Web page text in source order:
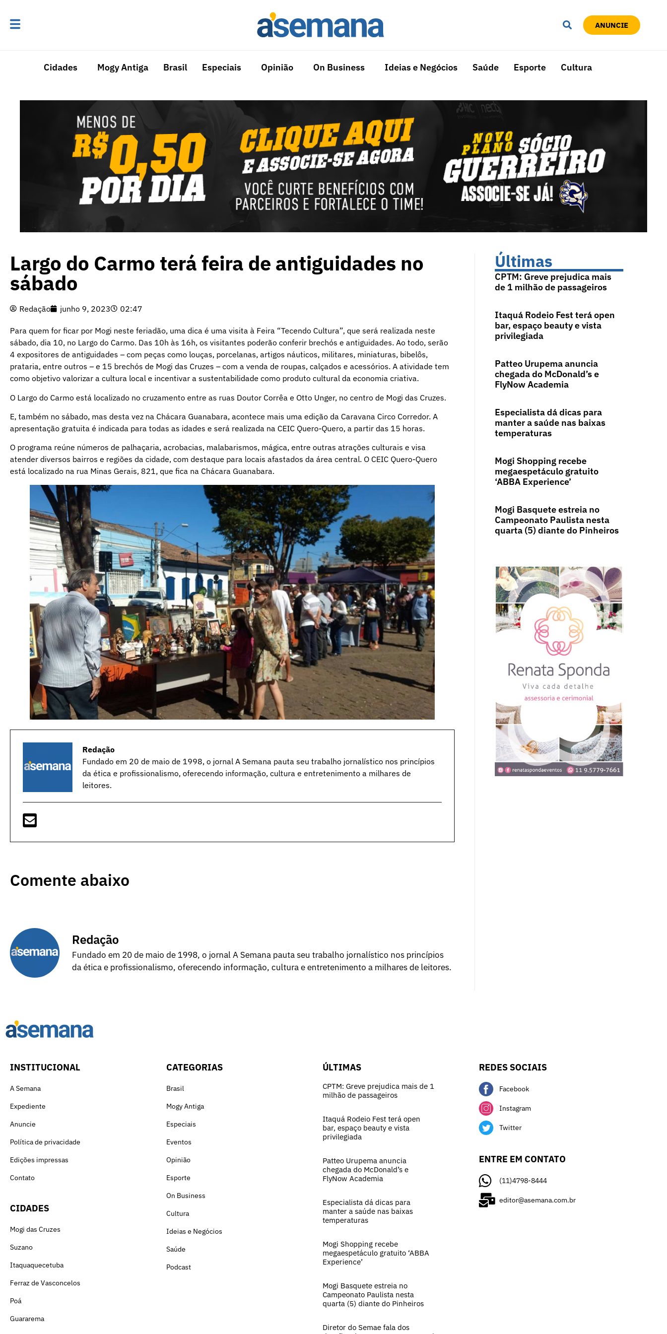
ANUNCIE
Cidades Mogy Antiga Brasil Especiais Opinião On Business Ideias e Negócios Saúde Esporte Cultura
Largo do Carmo terá feira de antiguidades no
sábado
Redação junho 9, 2023 02:47
Para quem for ficar por Mogi neste feriadão, uma dica é uma visita à Feira “Tecendo Cultura”, que será realizada neste
sábado, dia 10, no Largo do Carmo. Das 10h às 16h, os visitantes poderão conferir brechós e antiguidades. Ao todo, serão
4 expositores de antiguidades – com peças como louças, porcelanas, artigos náuticos, militares, miniaturas, bibelôs,
prataria, entre outros – e 15 brechós de Mogi das Cruzes – com a venda de roupas, calçados e acessórios. A atividade tem
como objetivo valorizar a cultura local e incentivar a sustentabilidade como produto cultural da economia criativa.
O Largo do Carmo está localizado no cruzamento entre as ruas Doutor Corrêa e Otto Unger, no centro de Mogi das Cruzes.
E, também no sábado, mas desta vez na Chácara Guanabara, acontece mais uma edição da Caravana Circo Corredor. A
apresentação gratuita é indicada para todas as idades e será realizada na CEIC Quero-Quero, a partir das 15 horas.
O programa reúne números de palhaçaria, acrobacias, malabarismos, mágica, entre outras atrações culturais e visa
atender diversos bairros e regiões da cidade, com destaque para locais afastados da área central. O CEIC Quero-Quero
está localizado na rua Minas Gerais, 821, que fica na Chácara Guanabara.
Redação
Fundado em 20 de maio de 1998, o jornal A Semana pauta seu trabalho jornalístico nos princípios
da ética e profissionalismo, oferecendo informação, cultura e entretenimento a milhares de
leitores.
Comente abaixo
Redação
Fundado em 20 de maio de 1998, o jornal A Semana pauta seu trabalho jornalístico nos princípios
da ética e profissionalismo, oferecendo informação, cultura e entretenimento a milhares de leitores.
Últimas
CPTM: Greve prejudica mais
de 1 milhão de passageiros
Itaquá Rodeio Fest terá open
bar, espaço beauty e vista
privilegiada
Patteo Urupema anuncia
chegada do McDonald’s e
FlyNow Academia
Especialista dá dicas para
manter a saúde nas baixas
temperaturas
Mogi Shopping recebe
megaespetáculo gratuito
‘ABBA Experience’
Mogi Basquete estreia no
Campeonato Paulista nesta
quarta (5) diante do Pinheiros
INSTITUCIONAL
A Semana
Expediente
Anuncie
Política de privacidade
Edições impressas
Contato
CIDADES
Mogi das Cruzes
Suzano
Itaquaquecetuba
Ferraz de Vasconcelos
Poá
Guararema
CATEGORIAS
Brasil
Mogy Antiga
Especiais
Eventos
Opinião
Esporte
On Business
Cultura
Ideias e Negócios
Saúde
Podcast
ÚLTIMAS
CPTM: Greve prejudica mais de 1
milhão de passageiros
Itaquá Rodeio Fest terá open
bar, espaço beauty e vista
privilegiada
Patteo Urupema anuncia
chegada do McDonald’s e
FlyNow Academia
Especialista dá dicas para
manter a saúde nas baixas
temperaturas
Mogi Shopping recebe
megaespetáculo gratuito ‘ABBA
Experience’
Mogi Basquete estreia no
Campeonato Paulista nesta
quarta (5) diante do Pinheiros
Diretor do Semae fala dos
REDES SOCIAIS
Facebook
Instagram
Twitter
ENTRE EM CONTATO
(11)4798-8444
editor@asemana.com.br